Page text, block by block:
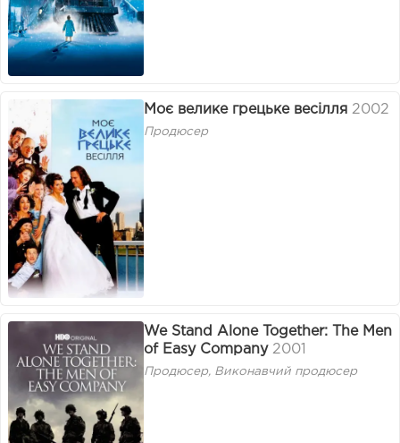
Моє велике грецьке весілля 2002
Продюсер
We Stand Alone Together: The Men
of Easy Company 2001
Продюсер, Виконавчий продюсер